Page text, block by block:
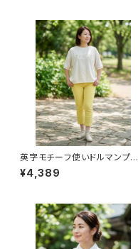
英字モチーフ使いドルマンプル
オーバー
¥4,389